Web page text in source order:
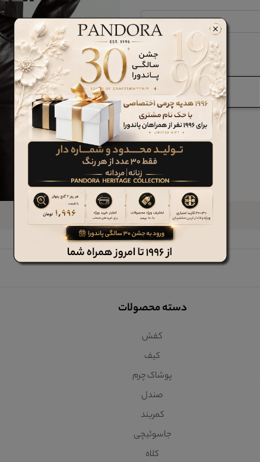
فراموشی رمز
دسته محصولات
کفش
کیف
پوشاک چرم
صندل
کمربند
جاسوئیچی
کلاه